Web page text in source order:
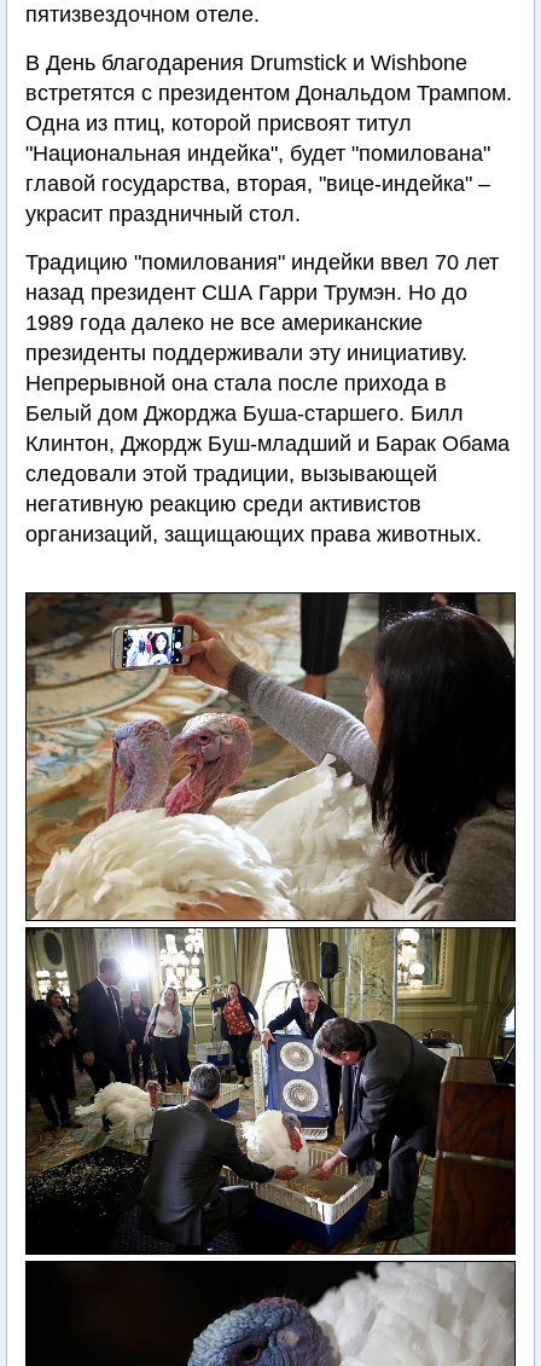
пятизвездочном отеле.
В День благодарения Drumstick и Wishbone
встретятся с президентом Дональдом Трампом.
Одна из птиц, которой присвоят титул
"Национальная индейка", будет "помилована"
главой государства, вторая, "вице-индейка" –
украсит праздничный стол.
Традицию "помилования" индейки ввел 70 лет
назад президент США Гарри Трумэн. Но до
1989 года далеко не все американские
президенты поддерживали эту инициативу.
Непрерывной она стала после прихода в
Белый дом Джорджа Буша-старшего. Билл
Клинтон, Джордж Буш-младший и Барак Обама
следовали этой традиции, вызывающей
негативную реакцию среди активистов
организаций, защищающих права животных.